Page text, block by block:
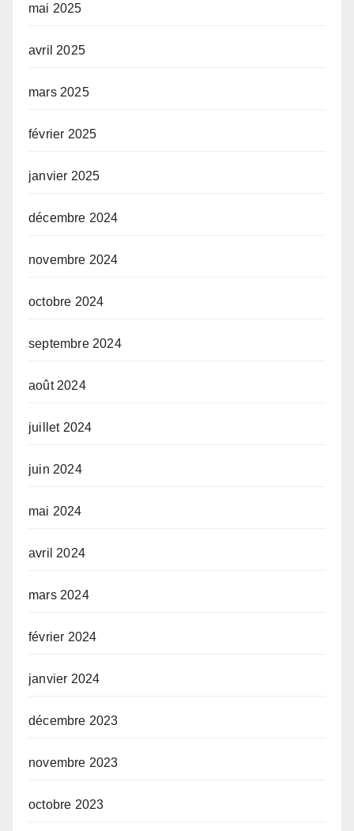
mai 2025
avril 2025
mars 2025
février 2025
janvier 2025
décembre 2024
novembre 2024
octobre 2024
septembre 2024
août 2024
juillet 2024
juin 2024
mai 2024
avril 2024
mars 2024
février 2024
janvier 2024
décembre 2023
novembre 2023
octobre 2023